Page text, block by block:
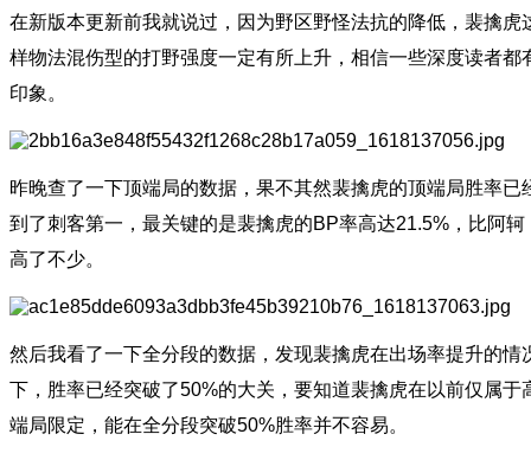
在新版本更新前我就说过，因为野区野怪法抗的降低，裴擒虎
样物法混伤型的打野强度一定有所上升，相信一些深度读者都
印象。
昨晚查了一下顶端局的数据，果不其然裴擒虎的顶端局胜率已
到了刺客第一，最关键的是裴擒虎的BP率高达21.5%，比阿轲
高了不少。
然后我看了一下全分段的数据，发现裴擒虎在出场率提升的情
下，胜率已经突破了50%的大关，要知道裴擒虎在以前仅属于
端局限定，能在全分段突破50%胜率并不容易。